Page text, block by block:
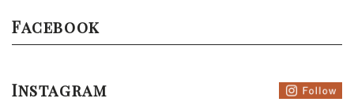
Facebook
Instagram